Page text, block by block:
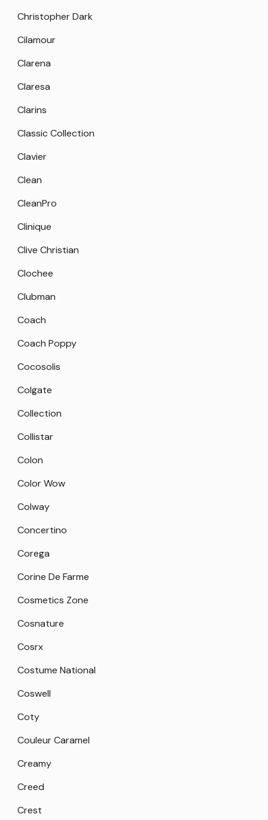
Christopher Dark
Cilamour
Clarena
Claresa
Clarins
Classic Collection
Clavier
Clean
CleanPro
Clinique
Clive Christian
Clochee
Clubman
Coach
Coach Poppy
Cocosolis
Colgate
Collection
Collistar
Colon
Color Wow
Colway
Concertino
Corega
Corine De Farme
Cosmetics Zone
Cosnature
Cosrx
Costume National
Coswell
Coty
Couleur Caramel
Creamy
Creed
Crest